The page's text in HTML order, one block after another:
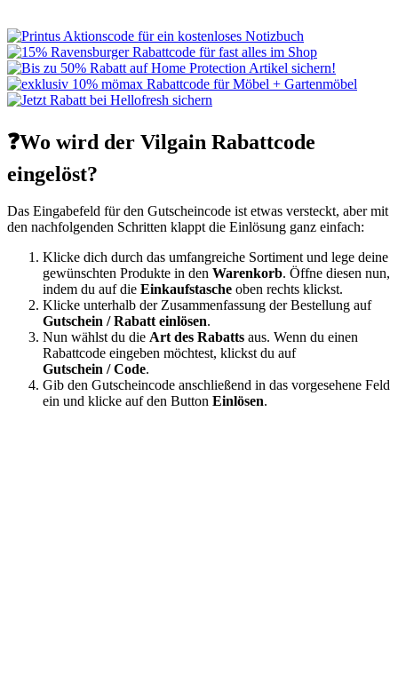
❓Wo wird der Vilgain Rabattcode
eingelöst?
Das Eingabefeld für den Gutscheincode ist etwas versteckt, aber mit
den nachfolgenden Schritten klappt die Einlösung ganz einfach:
Klicke dich durch das umfangreiche Sortiment und lege deine
gewünschten Produkte in den Warenkorb. Öffne diesen nun,
indem du auf die Einkaufstasche oben rechts klickst.
Klicke unterhalb der Zusammenfassung der Bestellung auf
Gutschein / Rabatt einlösen.
Nun wählst du die Art des Rabatts aus. Wenn du einen
Rabattcode eingeben möchtest, klickst du auf
Gutschein / Code.
Gib den Gutscheincode anschließend in das vorgesehene Feld
ein und klicke auf den Button Einlösen.